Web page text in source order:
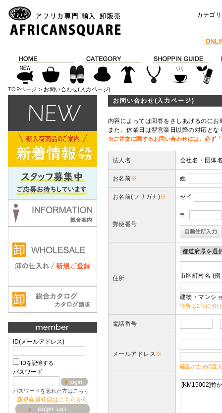
カテゴ
TOPページ > お問い合わせ(入力ページ)
ID(メールアドレス)
IDを記憶する
パスワード
パスワードを忘れた方はこちら
新規会員登録はこちらから
お問い合わせ(入力ページ)
内容によっては回答をさしあげるのに
また、休業日は翌営業日以降の対応と
※ご注文に関するお問い合わせには、必ず
法人名 会社名・団体
お名前※ 姓
お名前(フリガナ)※ セイ
郵便番号
〒
住所 市区町村名 (
建物・マンシ
住所は2つに分
電話番号 -
メールアドレス※
確認のため2度